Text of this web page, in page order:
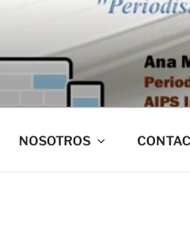
NOSOTROS